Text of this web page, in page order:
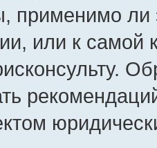
применимо ли
или к самой